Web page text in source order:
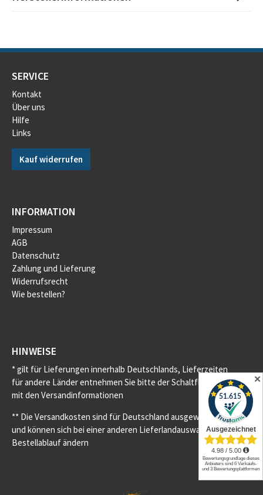
SERVICE
Kontakt
Über uns
Hilfe
Links
Kauf widerrufen
INFORMATION
Impressum
AGB
Datenschutz
Zahlung und Lieferung
Widerrufsrecht
Wie bestellen?
HINWEISE
* gilt für Lieferungen innerhalb Deutschlands, Lieferzeiten
für andere Länder entnehmen Sie bitte der Schaltfläche
mit den Versandinformationen
** Die Versandkosten sind für Deutschland ausgewiesen
und können sich bei einer anderen Lieferlandauswahl im
Bestellablauf ändern
✕